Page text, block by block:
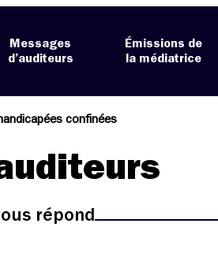
Messages
d’auditeurs
Émissions de
la médiatrice
confinées
répond